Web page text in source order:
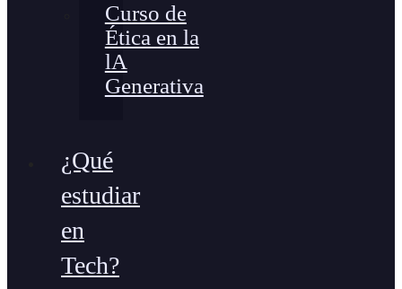
Curso de
Ética en la
lA
Generativa
¿Qué
estudiar
en
Tech?